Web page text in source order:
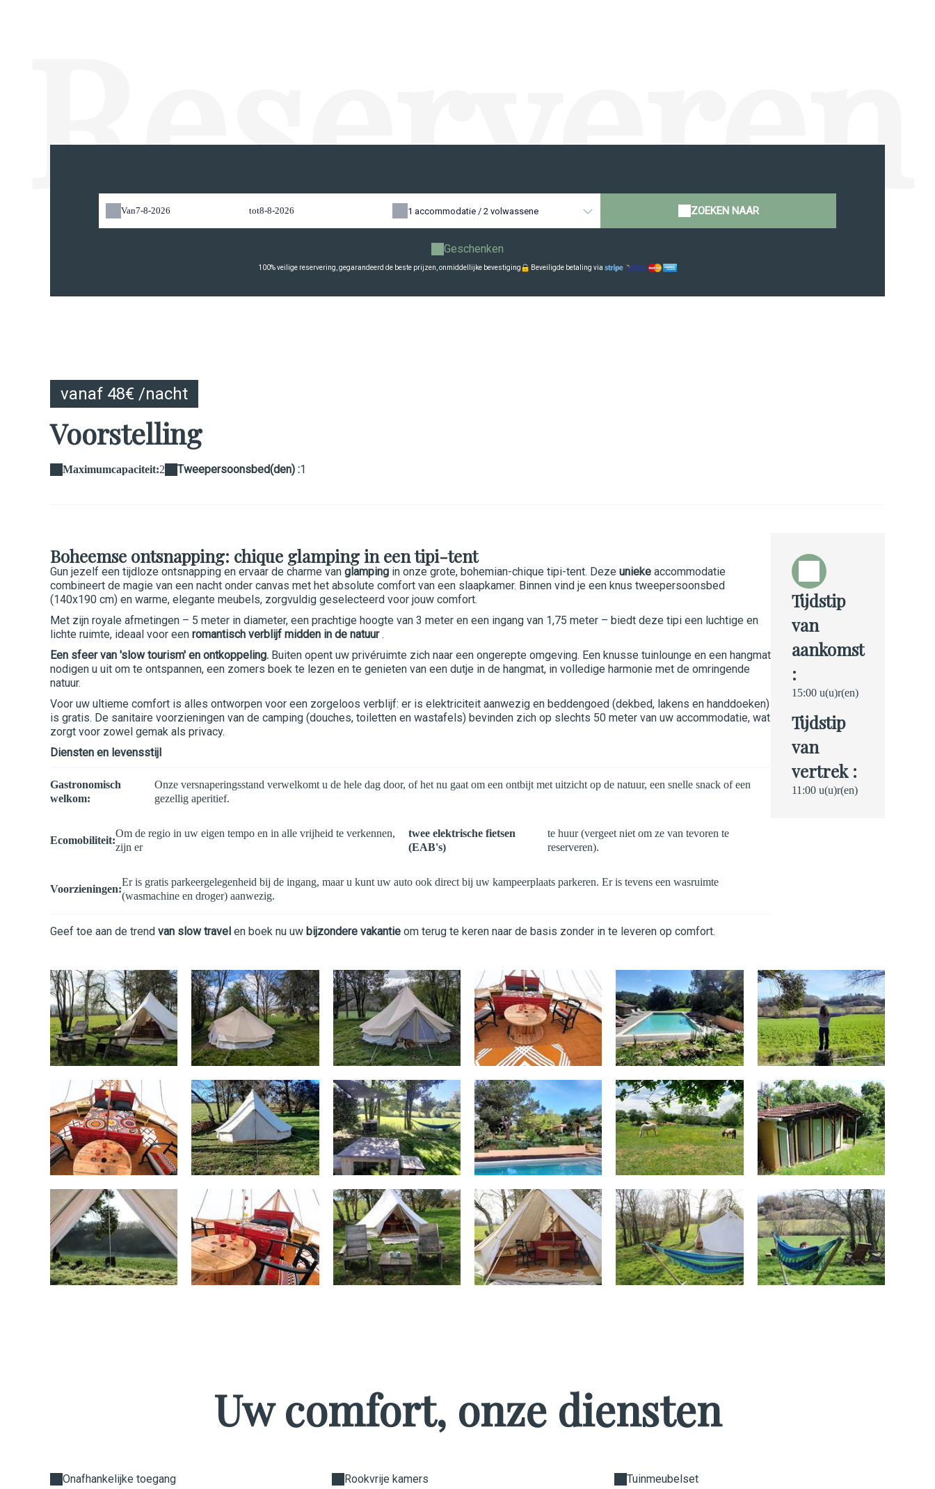
Reserveren
Van tot 1 accommodatie / 2 volwassene ZOEKEN NAAR
Geschenken
100% veilige reservering, gegarandeerd de beste prijzen, onmiddellijke bevestiging Beveiligde betaling via
vanaf 48€ /nacht
Voorstelling
Maximumcapaciteit:2 Tweepersoonsbed(den) :1
Boheemse ontsnapping: chique glamping in een tipi-tent
Gun jezelf een tijdloze ontsnapping en ervaar de charme van glamping in onze grote, bohemian-chique tipi-tent. Deze unieke accommodatie
combineert de magie van een nacht onder canvas met het absolute comfort van een slaapkamer. Binnen vind je een knus tweepersoonsbed
(140x190 cm) en warme, elegante meubels, zorgvuldig geselecteerd voor jouw comfort.
Met zijn royale afmetingen – 5 meter in diameter, een prachtige hoogte van 3 meter en een ingang van 1,75 meter – biedt deze tipi een luchtige en
lichte ruimte, ideaal voor een romantisch verblijf midden in de natuur.
Een sfeer van 'slow tourism' en ontkoppeling. Buiten opent uw privéruimte zich naar een ongerepte omgeving. Een knusse tuinlounge en een hangmat
nodigen u uit om te ontspannen, een zomers boek te lezen en te genieten van een dutje in de hangmat, in volledige harmonie met de omringende
natuur.
Voor uw ultieme comfort is alles ontworpen voor een zorgeloos verblijf: er is elektriciteit aanwezig en beddengoed (dekbed, lakens en handdoeken)
is gratis. De sanitaire voorzieningen van de camping (douches, toiletten en wastafels) bevinden zich op slechts 50 meter van uw accommodatie, wat
zorgt voor zowel gemak als privacy.
Diensten en levensstijl
Gastronomisch
welkom:
Onze versnaperingsstand verwelkomt u de hele dag door, of het nu gaat om een ontbijt met uitzicht op de natuur, een snelle snack of een
gezellig aperitief.
Ecomobiliteit:
Om de regio in uw eigen tempo en in alle vrijheid te verkennen,
zijn er
twee elektrische fietsen
(EAB's)
te huur (vergeet niet om ze van tevoren te
reserveren).
Voorzieningen:
Er is gratis parkeergelegenheid bij de ingang, maar u kunt uw auto ook direct bij uw kampeerplaats parkeren. Er is tevens een wasruimte
(wasmachine en droger) aanwezig.
Geef toe aan de trend van slow travel en boek nu uw bijzondere vakantie om terug te keren naar de basis zonder in te leveren op comfort.
Tijdstip
van
aankomst
:
15:00 u(u)r(en)
Tijdstip
van
vertrek :
11:00 u(u)r(en)
Uw comfort, onze diensten
Onafhankelijke toegang Rookvrije kamers Tuinmeubelset